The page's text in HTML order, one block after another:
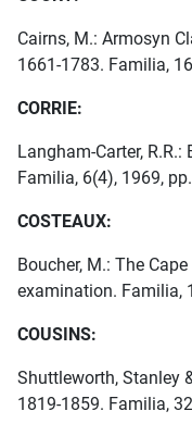
Cairns, M.: Armosyn
1661-1783. Familia,
CORRIE:
Langham-Carter,
Familia, 6(4), 1969,
COSTEAUX:
Boucher, M.: The
examination. Familia,
COUSINS:
Shuttleworth, Stanley
1819-1859. Familia,